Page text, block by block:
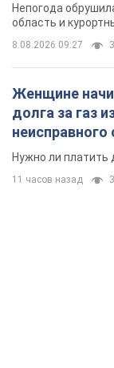
Непогода
область и
8.08.2026 09:27
Женщине
долга за газ
неисправного
вынес
Нужно ли платить
11 часов назад